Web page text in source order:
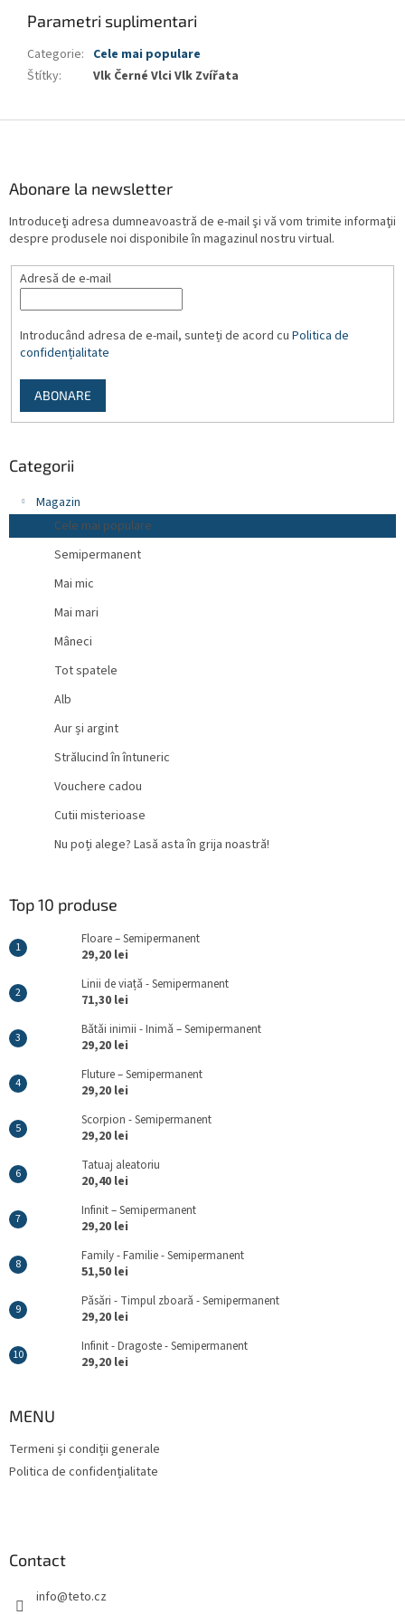
Parametri suplimentari
Categorie: Cele mai populare
Štítky: Vlk Černé Vlci Vlk Zvířata
Abonare la newsletter
Introduceţi adresa dumneavoastră de e-mail şi vă vom trimite informaţii
despre produsele noi disponibile în magazinul nostru virtual.
Adresă de e-mail
Introducând adresa de e-mail, sunteți de acord cu Politica de
confidențialitate
ABONARE
Categorii
Magazin
Cele mai populare
Semipermanent
Mai mic
Mai mari
Mâneci
Tot spatele
Alb
Aur și argint
Strălucind în întuneric
Vouchere cadou
Cutii misterioase
Nu poți alege? Lasă asta în grija noastră!
Top 10 produse
Floare – Semipermanent
29,20 lei
Linii de viață - Semipermanent
71,30 lei
Bătăi inimii - Inimă – Semipermanent
29,20 lei
Fluture – Semipermanent
29,20 lei
Scorpion - Semipermanent
29,20 lei
Tatuaj aleatoriu
20,40 lei
Infinit – Semipermanent
29,20 lei
Family - Familie - Semipermanent
51,50 lei
Păsări - Timpul zboară - Semipermanent
29,20 lei
Infinit - Dragoste - Semipermanent
29,20 lei
MENU
Termeni și condiții generale
Politica de confidențialitate
Contact
info@teto.cz